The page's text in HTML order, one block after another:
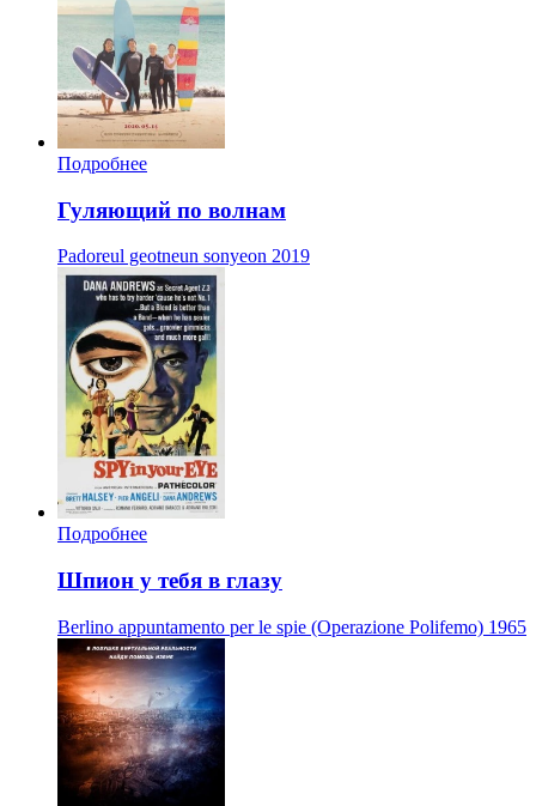
Подробнее
Гуляющий по волнам
Padoreul geotneun sonyeon 2019
Подробнее
Шпион у тебя в глазу
Berlino appuntamento per le spie (Operazione Polifemo) 1965